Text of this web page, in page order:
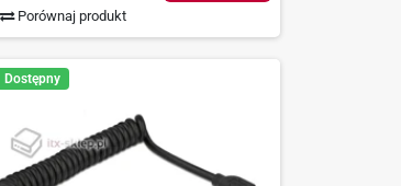
Porównaj produkt
Dostępny